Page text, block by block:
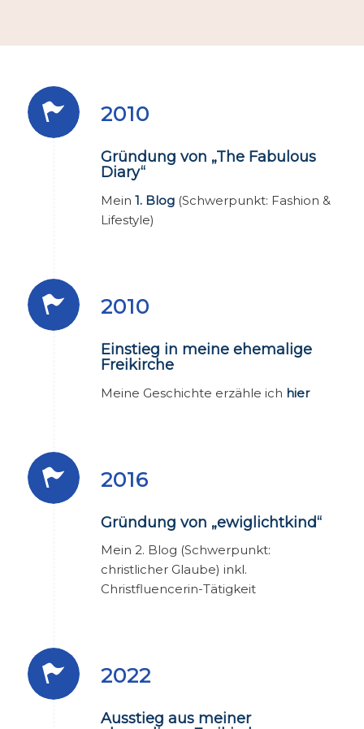
2010
Gründung von „The Fabulous
Diary“
Mein 1. Blog(Schwerpunkt: Fashion &
Lifestyle)
2010
Einstieg in meine ehemalige
Freikirche
Meine Geschichte erzähle ich hier
2016
Gründung von „ewiglichtkind“
Mein 2. Blog (Schwerpunkt:
christlicher Glaube) inkl.
Christfluencerin-Tätigkeit
2022
Ausstieg aus meiner